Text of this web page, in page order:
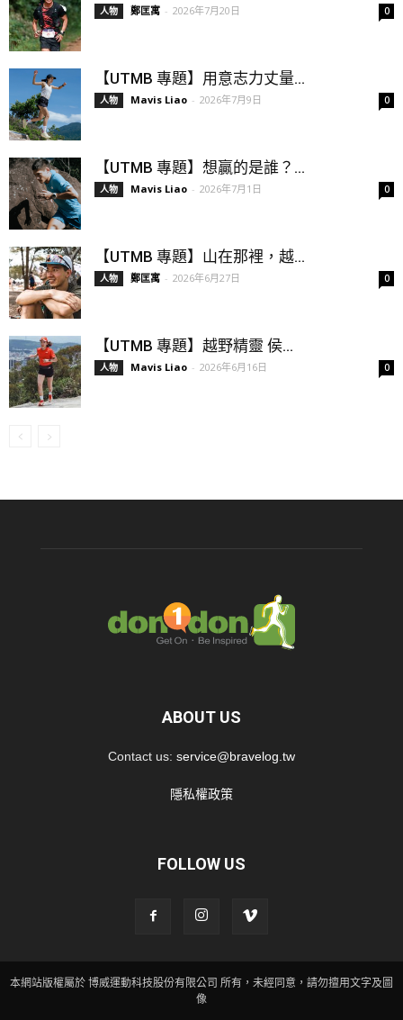
人物 鄭匡寓 - 2026年7月20日 0
【UTMB 專題】用意志力丈量...
人物 Mavis Liao - 2026年7月9日 0
【UTMB 專題】想贏的是誰？...
人物 Mavis Liao - 2026年7月1日 0
【UTMB 專題】山在那裡，越...
人物 鄭匡寓 - 2026年6月27日 0
【UTMB 專題】越野精靈 侯...
人物 Mavis Liao - 2026年6月16日 0
ABOUT US
Contact us: service@bravelog.tw
隱私權政策
FOLLOW US
本網站版權屬於 博威運動科技股份有限公司 所有，未經同意，請勿擅用文字及圖
像